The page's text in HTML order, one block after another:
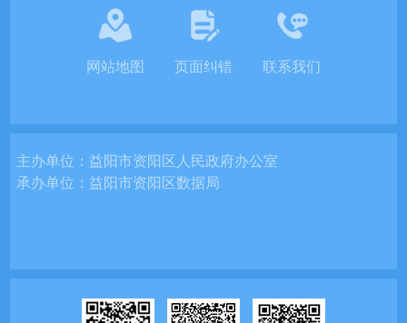
网站地图 页面纠错 联系我们
主办单位：益阳市资阳区人民政府办公室
承办单位：益阳市资阳区数据局